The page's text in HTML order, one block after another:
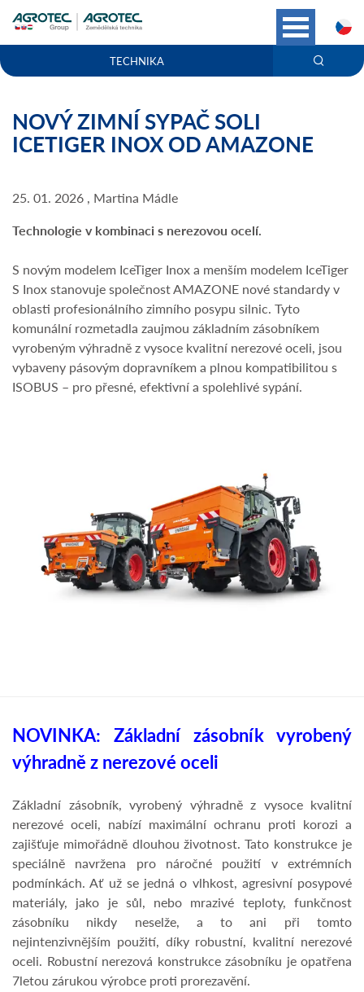
TECHNIKA
NOVÝ ZIMNÍ SYPAČ SOLI
ICETIGER INOX OD AMAZONE
25. 01. 2026 , Martina Mádle
Technologie v kombinaci s nerezovou ocelí.
S novým modelem IceTiger Inox a menším modelem IceTiger
S Inox stanovuje společnost AMAZONE nové standardy v
oblasti profesionálního zimního posypu silnic. Tyto
komunální rozmetadla zaujmou základním zásobníkem
vyrobeným výhradně z vysoce kvalitní nerezové oceli, jsou
vybaveny pásovým dopravníkem a plnou kompatibilitou s
ISOBUS – pro přesné, efektivní a spolehlivé sypání.
NOVINKA: Základní zásobník vyrobený
výhradně z nerezové oceli
Základní zásobník, vyrobený výhradně z vysoce kvalitní
nerezové oceli, nabízí maximální ochranu proti korozi a
zajišťuje mimořádně dlouhou životnost. Tato konstrukce je
speciálně navržena pro náročné použití v extrémních
podmínkách. Ať už se jedná o vlhkost, agresivní posypové
materiály, jako je sůl, nebo mrazivé teploty, funkčnost
zásobníku nikdy neselže, a to ani při tomto
nejintenzivnějším použití, díky robustní, kvalitní nerezové
oceli. Robustní nerezová konstrukce zásobníku je opatřena
7letou zárukou výrobce proti prorezavění.